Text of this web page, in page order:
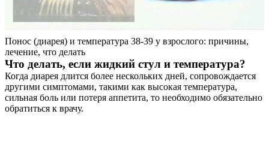
Понос (диарея) и температура 38-39 у взрослого: причины,
лечение, что делать
Что делать, если жидкий стул и температура?
Когда диарея длится более нескольких дней, сопровождается
другими симптомами, такими как высокая температура,
сильная боль или потеря аппетита, то необходимо обязательно
обратиться к врачу.